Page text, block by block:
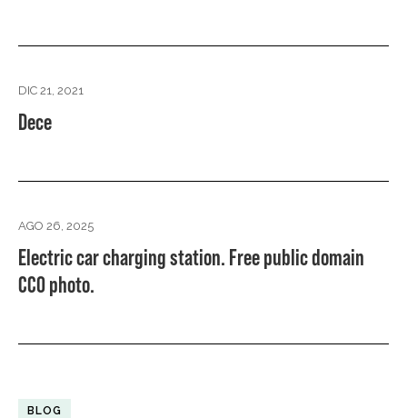
DIC 21, 2021
Dece
AGO 26, 2025
Electric car charging station. Free public domain
CC0 photo.
BLOG